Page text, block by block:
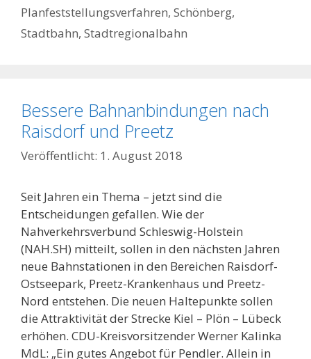
Planfeststellungsverfahren, Schönberg,
Stadtbahn, Stadtregionalbahn
Bessere Bahnanbindungen nach
Raisdorf und Preetz
1. August 2018
Seit Jahren ein Thema – jetzt sind die
Entscheidungen gefallen. Wie der
Nahverkehrsverbund Schleswig-Holstein
(NAH.SH) mitteilt, sollen in den nächsten Jahren
neue Bahnstationen in den Bereichen Raisdorf-
Ostseepark, Preetz-Krankenhaus und Preetz-
Nord entstehen. Die neuen Haltepunkte sollen
die Attraktivität der Strecke Kiel – Plön – Lübeck
erhöhen. CDU-Kreisvorsitzender Werner Kalinka
MdL: „Ein gutes Angebot für Pendler. Allein in